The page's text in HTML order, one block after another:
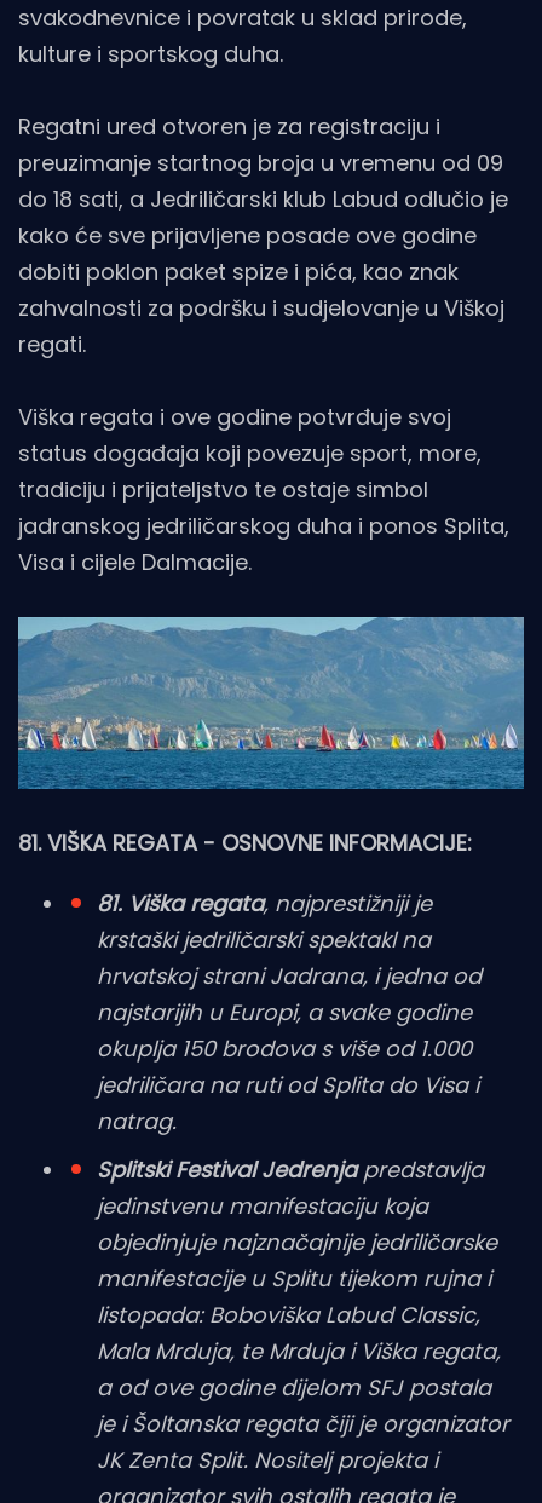
svakodnevnice i povratak u sklad prirode,
kulture i sportskog duha.
Regatni ured otvoren je za registraciju i
preuzimanje startnog broja u vremenu od 09
do 18 sati, a Jedriličarski klub Labud odlučio je
kako će sve prijavljene posade ove godine
dobiti poklon paket spize i pića, kao znak
zahvalnosti za podršku i sudjelovanje u Viškoj
regati.
Viška regata i ove godine potvrđuje svoj
status događaja koji povezuje sport, more,
tradiciju i prijateljstvo te ostaje simbol
jadranskog jedriličarskog duha i ponos Splita,
Visa i cijele Dalmacije.
81. VIŠKA REGATA - OSNOVNE INFORMACIJE:
81. Viška regata, najprestižniji je
krstaški jedriličarski spektakl na
hrvatskoj strani Jadrana, i jedna od
najstarijih u Europi, a svake godine
okuplja 150 brodova s više od 1.000
jedriličara na ruti od Splita do Visa i
natrag.
Splitski Festival Jedrenjapredstavlja
jedinstvenu manifestaciju koja
objedinjuje najznačajnije jedriličarske
manifestacije u Splitu tijekom rujna i
listopada: Boboviška Labud Classic,
Mala Mrduja, te Mrduja i Viška regata,
a od ove godine dijelom SFJ postala
je i Šoltanska regata čiji je organizator
JK Zenta Split. Nositelj projekta i
organizator svih ostalih regata je